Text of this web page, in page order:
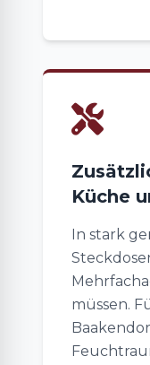
Küche
In stark
müssen.